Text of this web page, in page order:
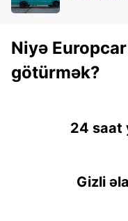
Niyə
götürmək?
24 saat
Gizli